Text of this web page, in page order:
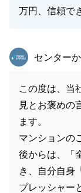
万円、信頼で
東急リバブ
センター
この度は、当
見とお褒めの
ます。
マンションの
後からは、「
き、自分自身
プレッシャー